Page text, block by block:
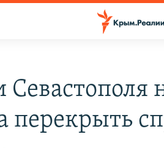
Севастополя
перекрыть